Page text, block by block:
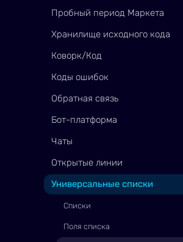
Пробный период Маркета
Хранилище исходного кода
Коворк/Код
Коды ошибок
Обратная связь
Бот-платформа
Чаты
Открытые линии
Универсальные списки
Списки
Поля списка